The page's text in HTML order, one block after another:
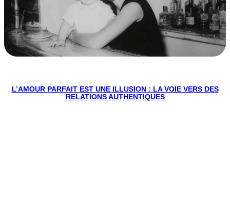
L’AMOUR PARFAIT EST UNE ILLUSION : LA VOIE VERS DES
RELATIONS AUTHENTIQUES